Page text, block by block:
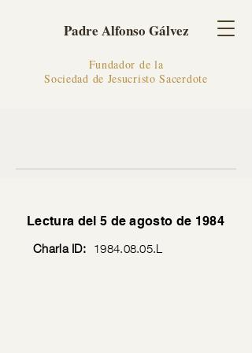
Padre Alfonso Gálvez
Fundador de la
Sociedad de Jesucristo Sacerdote
Lectura del 5 de agosto de 1984
Charla ID: 1984.08.05.L